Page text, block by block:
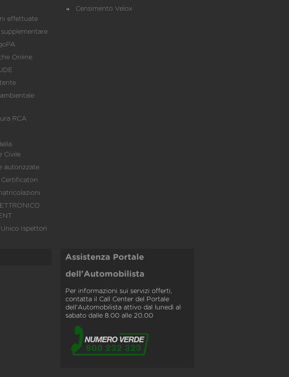
effettuate
Online
RCA
Civile
autorizzate
Certificatori
Ispettori
Censimento Velox
Assistenza Portale
dell'Automobilista
Per informazioni sui servizi offerti,
contatta il Call Center del Portale
dell'Automobilista attivo dal lunedì al
sabato dalle 8.00 alle 20.00